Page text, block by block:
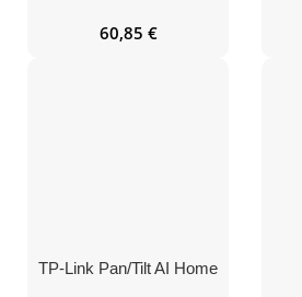
60,85 €
TP-Link Pan/Tilt AI Home